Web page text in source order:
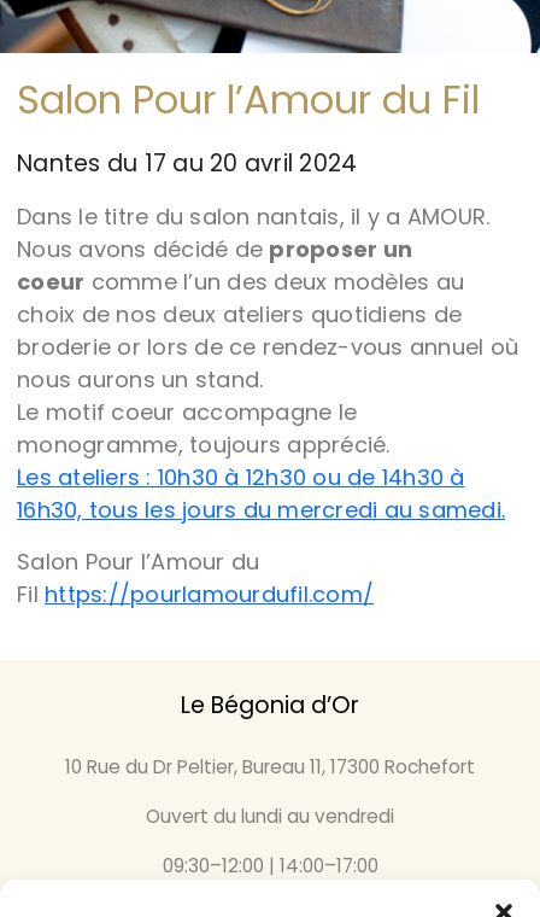
Salon Pour l’Amour du Fil
Nantes du 17 au 20 avril 2024
Dans le titre du salon nantais, il y a AMOUR.
Nous avons décidé de proposer un
coeur comme l’un des deux modèles au
choix de nos deux ateliers quotidiens de
broderie or lors de ce rendez-vous annuel où
nous aurons un stand.
Le motif coeur accompagne le
monogramme, toujours apprécié.
Les ateliers : 10h30 à 12h30 ou de 14h30 à
16h30, tous les jours du mercredi au samedi.
Salon Pour l’Amour du
Fil https://pourlamourdufil.com/
Le Bégonia d’Or
10 Rue du Dr Peltier, Bureau 11, 17300 Rochefort
Ouvert du lundi au vendredi
09:30–12:00 | 14:00–17:00